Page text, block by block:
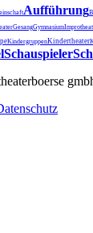
Aufführung
GesangGymnasium
KindergruppenKindertheater
Schauspieler